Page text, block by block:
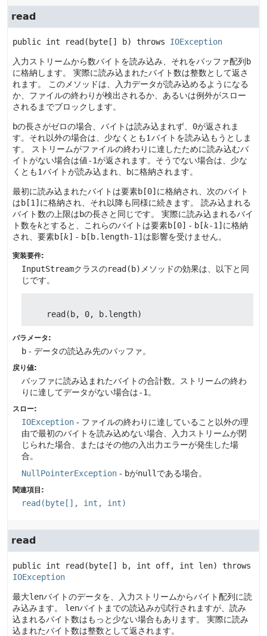
read
public int read (byte[] b) throws IOException
入力ストリームから数バイトを読み込み、それをバッファ配列 b
に格納します。
実際に読み込まれたバイト数は整数として返さ
れます。
このメソッドは、入力データが読み込めるようになる
か、ファイルの終わりが検出されるか、あるいは例外がスロー
されるまでブロックします。
bの長さがゼロの場合、バイトは読み込まれず、 0が返されま
す。それ以外の場合は、少なくとも1バイトを読み込もうとしま
す。
ストリームがファイルの終わりに達したために読み込むバ
イトがない場合は値-1が返されます。そうでない場合は、少な
くとも1バイトが読み込まれ、
bに格納されます。
最初に読み込まれたバイトは要素b[0] に格納され、次のバイト
はb[1] に格納され、それ以降も同様に続きます。
読み込まれる
バイト数の上限はbの長さと同じです。
実際に読み込まれるバイ
ト数をkとすると、これらのバイトは要素b[0] - b[k-1] に格納
され、要素b[k] - b[b.length-1] は影響を受けません。
実装要件:
InputStreamクラスのread(b) メソッドの効果は、以下と同
じです。
パラメータ:
b - データの読込み先のバッファ。
戻り値:
バッファに読み込まれたバイトの合計数。ストリームの終わ
りに達してデータがない場合は-1 。
スロー:
IOException - ファイルの終わりに達していること以外の理
由で最初のバイトを読み込めない場合、入力ストリームが閉
じられた場合、またはその他の入出力エラーが発生した場
合。
NullPointerException - bがnull である場合。
関連項目:
read(byte[], int, int)
read
public int read (byte[] b, int off, int len)
throws
IOException
最大lenバイトのデータを、入力ストリームからバイト配列に読
み込みます。
lenバイトまでの読込みが試行されますが、読み
込まれるバイト数はもっと少ない場合もあります。
実際に読み
込まれたバイト数は整数として返されます。